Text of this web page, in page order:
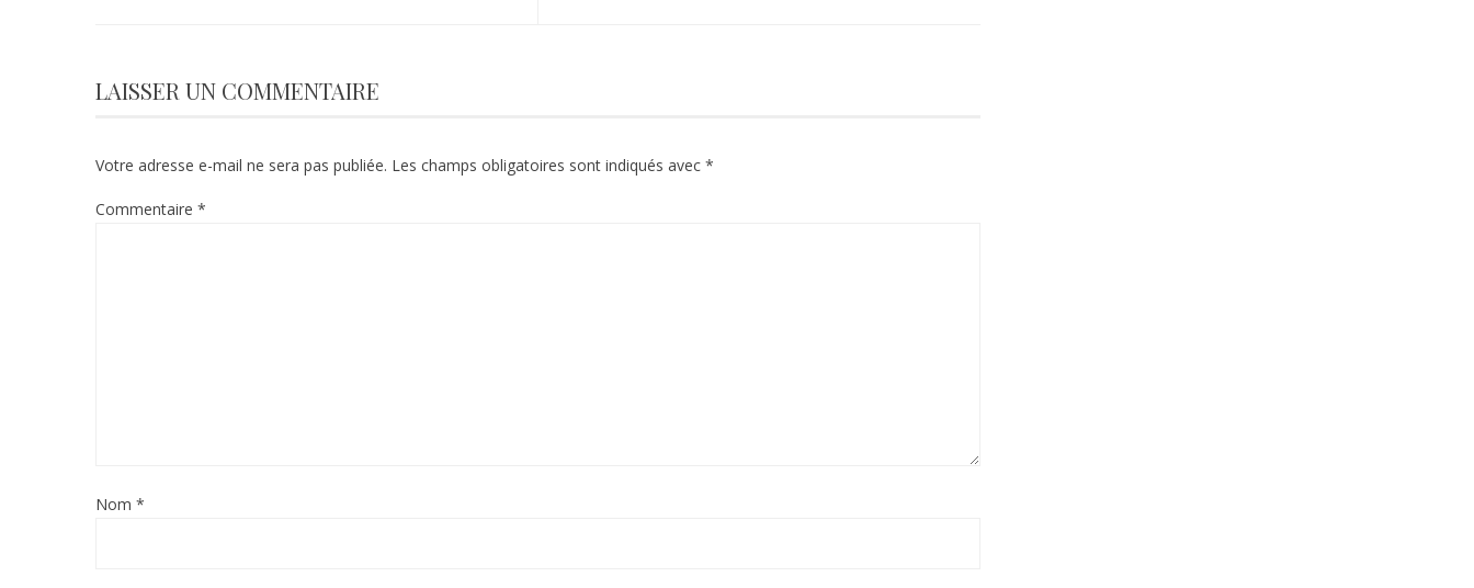
LAISSER UN COMMENTAIRE
Votre adresse e-mail ne sera pas publiée. Les champs obligatoires sont indiqués avec *
Commentaire *
Nom *